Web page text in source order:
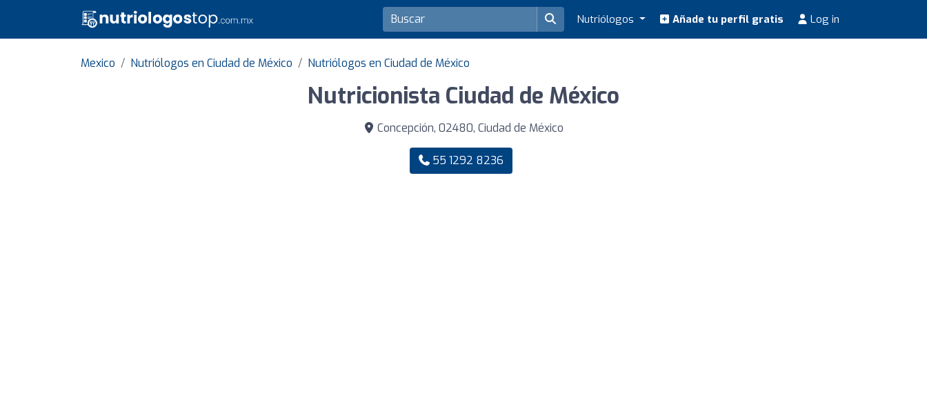
Nutriólogos Añade tu perfil gratis Log in
Mexico Nutriólogos en Ciudad de México Nutriólogos en Ciudad de México
Nutricionista Ciudad de México
Concepción, 02480, Ciudad de México
55 1292 8236